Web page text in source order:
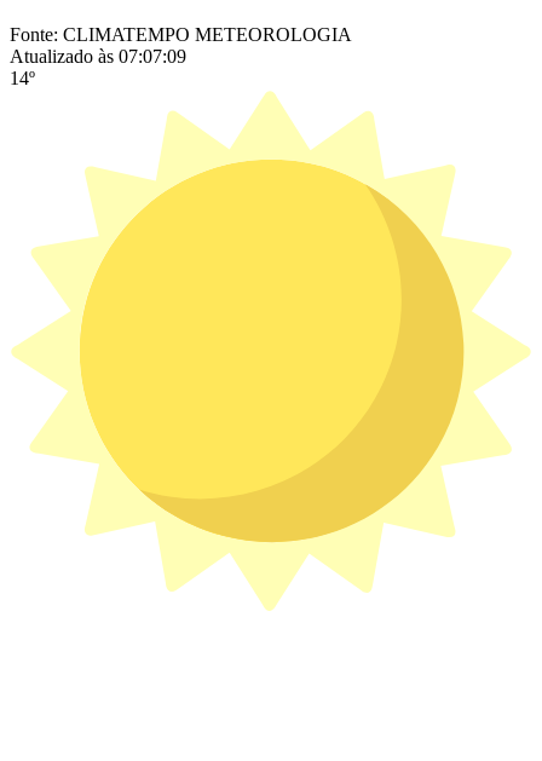
Fonte: CLIMATEMPO METEOROLOGIA
Atualizado às 07:07:09
14º